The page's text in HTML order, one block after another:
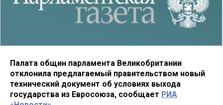
Палата общин парламента Великобритании
отклонила предлагаемый правительством новый
технический документ об условиях выхода
государства из Евросоюза, сообщает РИА